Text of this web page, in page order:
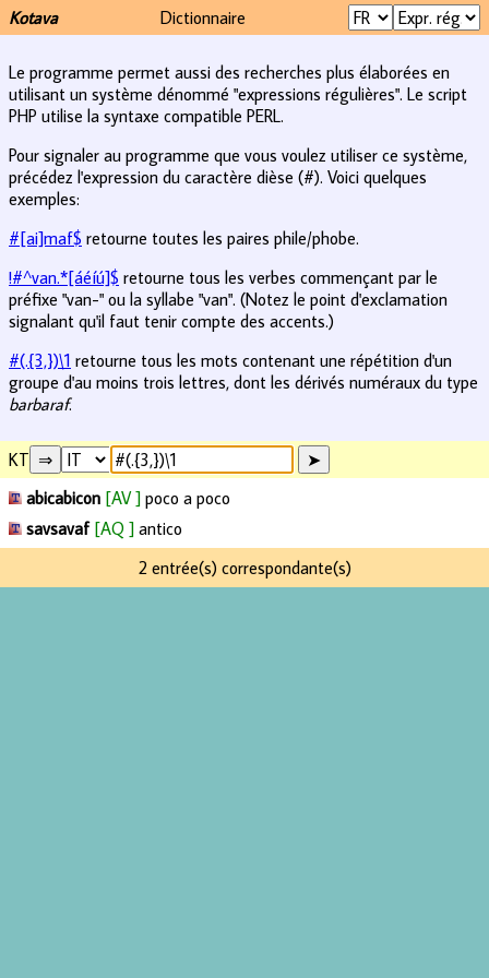
Kotava Dictionnaire
Le programme permet aussi des recherches plus élaborées en
utilisant un système dénommé "expressions régulières". Le script
PHP utilise la syntaxe compatible PERL.
Pour signaler au programme que vous voulez utiliser ce système,
précédez l'expression du caractère dièse (#). Voici quelques
exemples:
#[ai]maf$ retourne toutes les paires phile/phobe.
!#^van.*[áéíú]$ retourne tous les verbes commençant par le
préfixe "van-" ou la syllabe "van". (Notez le point d'exclamation
signalant qu'il faut tenir compte des accents.)
#(.{3,})\1 retourne tous les mots contenant une répétition d'un
groupe d'au moins trois lettres, dont les dérivés numéraux du type
barbaraf.
KT
abicabicon [AV ] poco a poco
savsavaf [AQ ] antico
2 entrée(s) correspondante(s)